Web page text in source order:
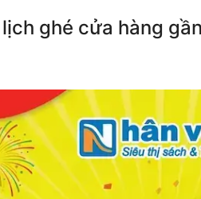
ghé cửa hàng